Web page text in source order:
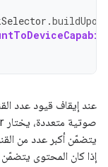
.
عند إيقاف قيود عدد
يتضمّن أكبر عدد من
إذا كان المحتوى